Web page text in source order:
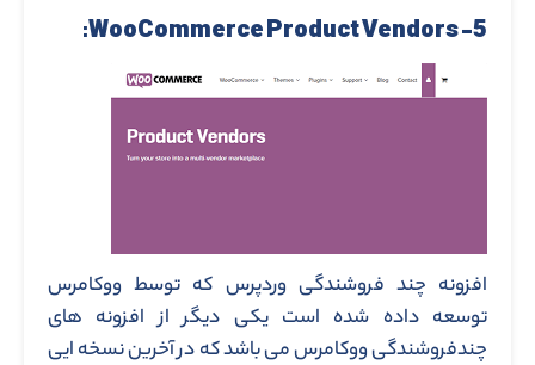
5- WooCommerce Product Vendors:
افزونه چند فروشندگی وردپرس که توسط ووکامرس
توسعه داده شده است یکی دیگر از افزونه های
چندفروشندگی ووکامرس می باشد که در آخرین نسخه ایی